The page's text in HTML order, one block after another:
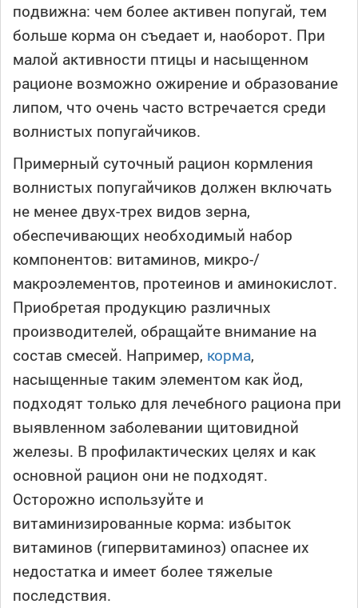
подвижна: чем более активен попугай, тем
больше корма он съедает и, наоборот. При
малой активности птицы и насыщенном
рационе возможно ожирение и образование
липом, что очень часто встречается среди
волнистых попугайчиков.
Примерный суточный рацион кормления
волнистых попугайчиков должен включать
не менее двух-трех видов зерна,
обеспечивающих необходимый набор
компонентов: витаминов, микро-/
макроэлементов, протеинов и аминокислот.
Приобретая продукцию различных
производителей, обращайте внимание на
состав смесей. Например, корма,
насыщенные таким элементом как йод,
подходят только для лечебного рациона при
выявленном заболевании щитовидной
железы. В профилактических целях и как
основной рацион они не подходят.
Осторожно используйте и
витаминизированные корма: избыток
витаминов (гипервитаминоз) опаснее их
недостатка и имеет более тяжелые
последствия.